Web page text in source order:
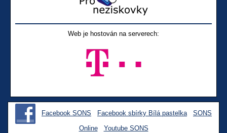
Web je hostován na serverech:
Facebook SONS Facebook sbírky Bílá pastelka
SONS
Online
Youtube SONS